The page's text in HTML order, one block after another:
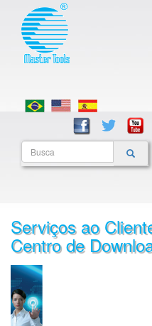
Serviços ao
Centro de